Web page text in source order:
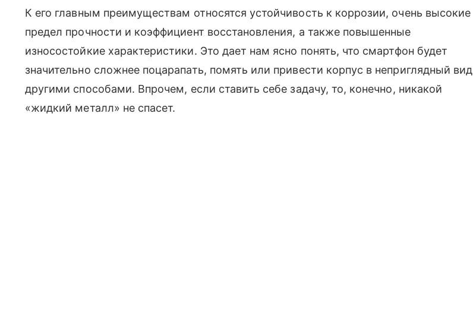
К его главным преимуществам относятся устойчивость к коррозии, очень высокие
предел прочности и коэффициент восстановления, а также повышенные
износостойкие характеристики. Это дает нам ясно понять, что смартфон будет
значительно сложнее поцарапать, помять или привести корпус в неприглядный вид
другими способами. Впрочем, если ставить себе задачу, то, конечно, никакой
«жидкий металл» не спасет.